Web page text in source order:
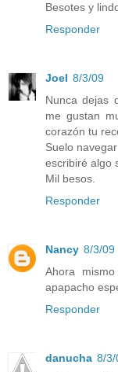
Besotes y
Responder
Joel 8/3/09
Nunca dejas
me gustan
corazón tu
Suelo
escribiré algo
Mil besos.
Responder
Nancy 8/3/09
Ahora
apapacho
Responder
danucha 8/3/